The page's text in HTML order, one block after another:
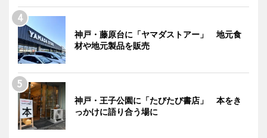
神戸・藤原台に「ヤマダストアー」 地元食
材や地元製品を販売
神戸・王子公園に「たびたび書店」 本をき
っかけに語り合う場に